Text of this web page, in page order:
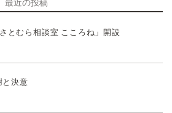
最近の投稿
とむら相談室 こころね」開設
と決意